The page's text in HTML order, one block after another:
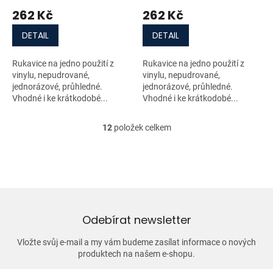
262 Kč
DETAIL
Rukavice na jedno použití z
vinylu, nepudrované,
jednorázové, průhledné.
Vhodné i ke krátkodobé...
262 Kč
DETAIL
Rukavice na jedno použití z
vinylu, nepudrované,
jednorázové, průhledné.
Vhodné i ke krátkodobé...
O
í
p
r
v
k
12položek celkem
Odebírat newsletter
Vložte svůj e-mail a my vám budeme zasílat informace o nových
produktech na našem e-shopu.